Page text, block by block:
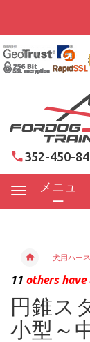
352-450-
メニュ
ー
犬用ハー
11 others have
円錐ス
小型～